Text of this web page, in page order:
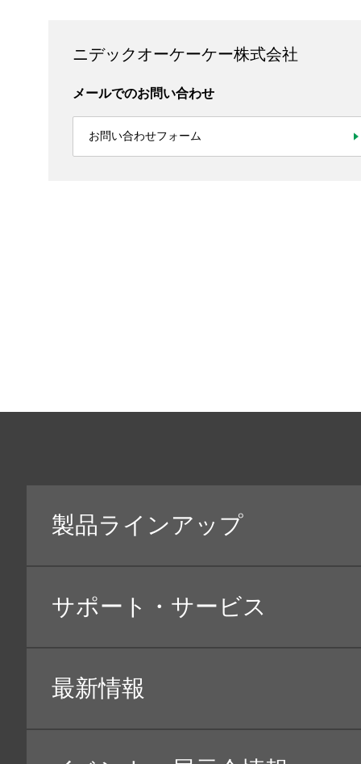
ニデックオーケーケー株式会社
メールでのお問い合わせ
お問い合わせフォーム